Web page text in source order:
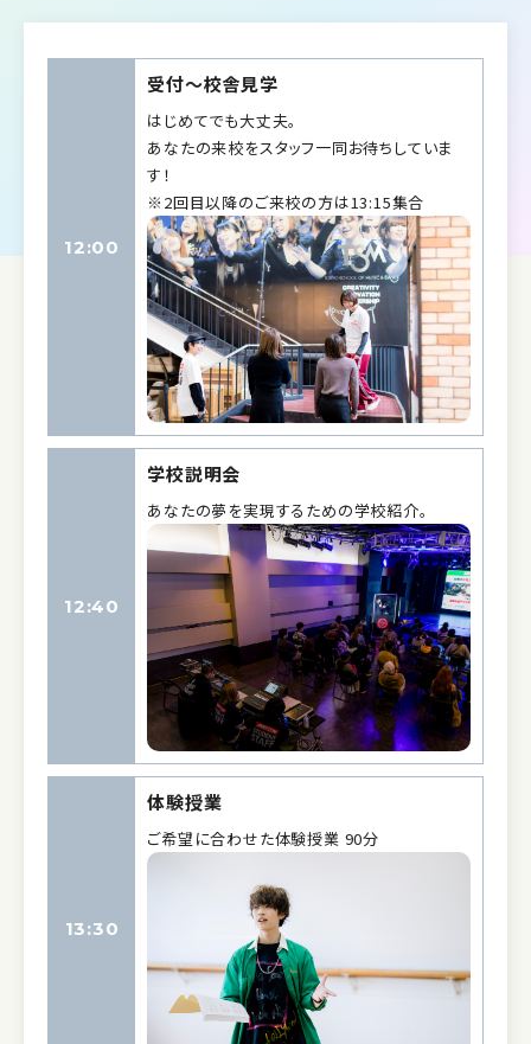
12:00
受付〜校舎見学
はじめてでも大丈夫。
あなたの来校をスタッフ一同お待ちしていま
す！
※2回目以降のご来校の方は13:15集合
12:40
学校説明会
あなたの夢を実現するための学校紹介。
13:30
体験授業
ご希望に合わせた体験授業 90分